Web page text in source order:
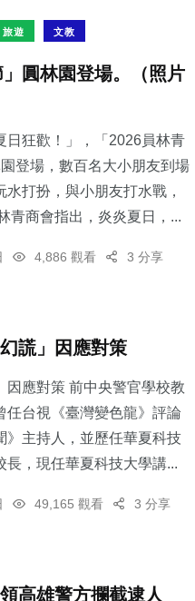
旅遊 文教
」圓林園登場。（照片
日狂歡！」，「2026員林青
登場，數百名大小朋友到場
打扮，與小朋友打水戰，
青商會指出，炎炎夏日，...
4,886 觀看 3 分享
謊」因應對策
應對策 前中央警官學校教
任台視《臺灣變色龍》評論
》主持人，並歷任華夏科技
長，現任華夏科技大學講...
49,165 觀看 3 分享
高雄警方攔截逮人